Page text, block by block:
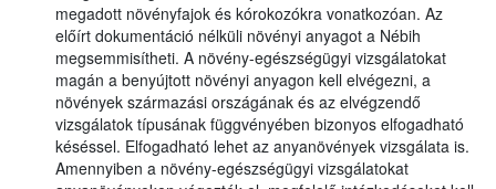
megadott növényfajok és kórokozókra vonatkozóan. Az
előírt dokumentáció nélküli növényi anyagot a Nébih
megsemmisítheti. A növény-egészségügyi vizsgálatokat
magán a benyújtott növényi anyagon kell elvégezni, a
növények származási országának és az elvégzendő
vizsgálatok típusának függvényében bizonyos elfogadható
késéssel. Elfogadható lehet az anyanövények vizsgálata is.
Amennyiben a növény-egészségügyi vizsgálatokat